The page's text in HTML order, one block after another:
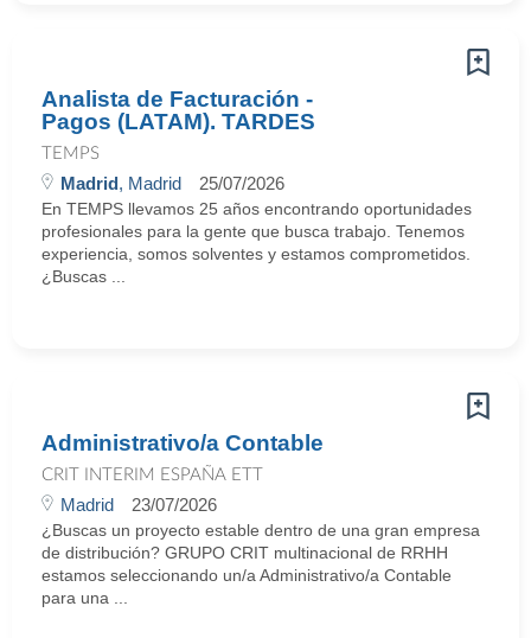
Analista de Facturación -
Pagos (LATAM). TARDES
TEMPS
Madrid, Madrid 25/07/2026
En TEMPS llevamos 25 años encontrando oportunidades
profesionales para la gente que busca trabajo. Tenemos
experiencia, somos solventes y estamos comprometidos.
¿Buscas ...
Administrativo/a Contable
CRIT INTERIM ESPAÑA ETT
Madrid 23/07/2026
¿Buscas un proyecto estable dentro de una gran empresa
de distribución? GRUPO CRIT multinacional de RRHH
estamos seleccionando un/a Administrativo/a Contable
para una ...